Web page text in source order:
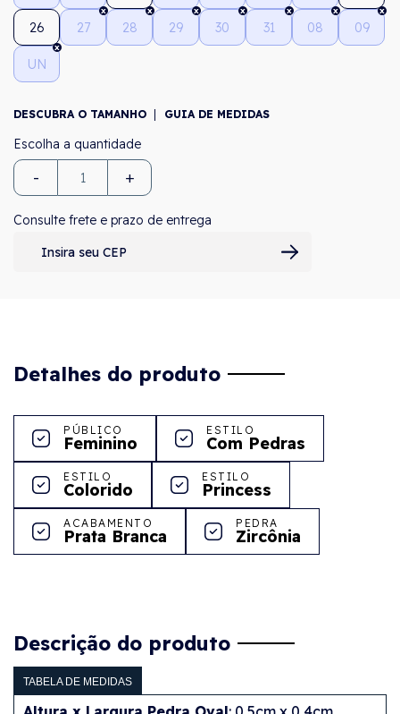
26 27 28 29 30 31 08 09
UN
DESCUBRA O TAMANHO GUIA DE MEDIDAS
- +
Consulte frete e prazo de entrega
Detalhes do produto
PÚBLICO
Feminino
ESTILO
Com Pedras
ESTILO
Colorido
ESTILO
Princess
ACABAMENTO
Prata Branca
PEDRA
Zircônia
Descrição do produto
TABELA DE MEDIDAS